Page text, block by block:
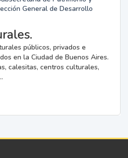
General de Desarrollo
públicos, privados e
en la Ciudad de Buenos Aires.
calesitas, centros culturales,